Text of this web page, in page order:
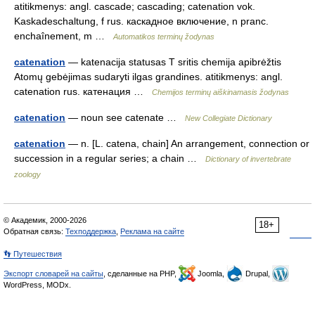
atitikmenys: angl. cascade; cascading; catenation vok.
Kaskadeschaltung, f rus. каскадное включение, n pranc.
enchaînement, m …
Automatikos terminų žodynas
catenation — katenacija statusas T sritis chemija apibrėžtis
Atomų gebėjimas sudaryti ilgas grandines. atitikmenys: angl.
catenation rus. катенация …
Chemijos terminų aiškinamasis žodynas
catenation — noun see catenate … New Collegiate Dictionary
catenation — n. [L. catena, chain] An arrangement, connection or
succession in a regular series; a chain …
Dictionary of invertebrate
zoology
18+
© Академик, 2000-2026
Обратная связь: Техподдержка Реклама на сайте
👣 Путешествия
Экспорт словарей на сайты , сделанные на PHP, Joomla,
Drupal,
WordPress, MODx.